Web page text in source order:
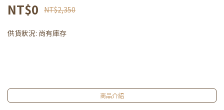
NT$0 NT$2,350
供貨狀況: 尚有庫存
商品介紹